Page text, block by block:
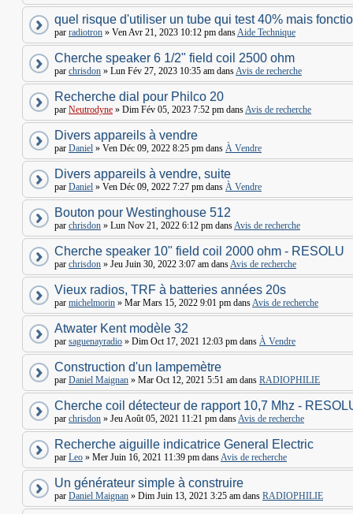
quel risque d'utiliser un tube qui test 40% mais
par radiotron » Ven Avr 21, 2023 10:12 pm dansAide Technique
Cherche speaker 6 1/2" field coil 2500 ohm
par chrisdon » Lun Fév 27, 2023 10:35 am dansAvis de recherche
Recherche dial pour Philco 20
par Neutrodyne » Dim Fév 05, 2023 7:52 pm dansAvis de recherche
Divers appareils à vendre
par Daniel » Ven Déc 09, 2022 8:25 pm dans À Vendre
Divers appareils à vendre, suite
par Daniel » Ven Déc 09, 2022 7:27 pm dans À Vendre
Bouton pour Westinghouse 512
par chrisdon » Lun Nov 21, 2022 6:12 pm dansAvis de recherche
Cherche speaker 10" field coil 2000 ohm - RESOLU
par chrisdon » Jeu Juin 30, 2022 3:07 am dansAvis de recherche
Vieux radios, TRF à batteries années 20s
par michelmorin » Mar Mars 15, 2022 9:01 pm dansAvis de recherche
Atwater Kent modèle 32
par saguenayradio » Dim Oct 17, 2021 12:03 pm dans À Vendre
Construction d'un lampemètre
par Daniel Maignan » Mar Oct 12, 2021 5:51 am dans RADIOPHILIE
Cherche coil détecteur de rapport 10,7 Mhz -
par chrisdon » Jeu Août 05, 2021 11:21 pm dansAvis de recherche
Recherche aiguille indicatrice General Electric
par Leo » Mer Juin 16, 2021 11:39 pm dansAvis de recherche
Un générateur simple à construire
par Daniel Maignan » Dim Juin 13, 2021 3:25 am dans RADIOPHILIE